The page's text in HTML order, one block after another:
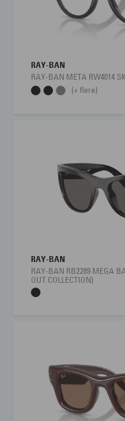
RAY-BAN
RAY-BAN META RW4014
(+ flere)
RAY-BAN
RAY-BAN RB2289 MEGA
OUT COLLECTION)